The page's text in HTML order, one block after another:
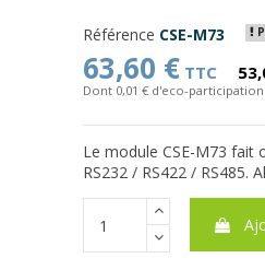
Référence CSE-M73
63,60 € TTC
Dont 0,01 € d'eco-
Le module CSE-M73 fait
RS232 / RS422 / RS485.